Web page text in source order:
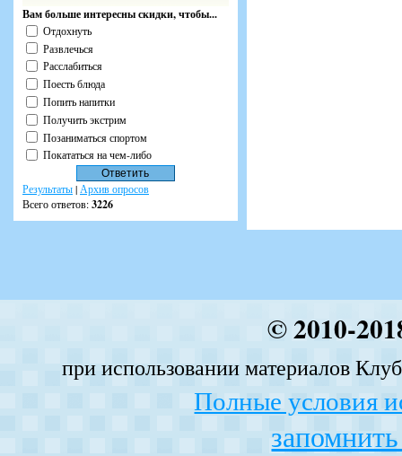
Вам больше интересны скидки, чтобы...
Отдохнуть
Развлечься
Расслабиться
Поесть блюда
Попить напитки
Получить экстрим
Позаниматься спортом
Покататься на чем-либо
Результаты| Архив опросов
Всего ответов:3226
© 2010-
при использовании материалов
Полные условия